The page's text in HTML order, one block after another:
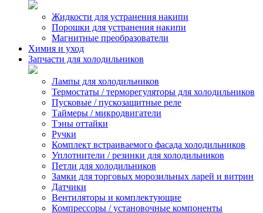
Жидкости для устранения накипи
Порошки для устранения накипи
Магнитные преобразователи
Химия и уход
Запчасти для холодильников
Лампы для холодильников
Термостаты / терморегуляторы для холодильников
Пусковые / пускозащитные реле
Таймеры / микродвигатели
Тэны оттайки
Ручки
Комплект встраиваемого фасада холодильников
Уплотнители / резинки для холодильников
Петли для холодильников
Замки для торговых морозильных ларей и витрин
Датчики
Вентиляторы и комплектующие
Компрессоры / установочные компоненты